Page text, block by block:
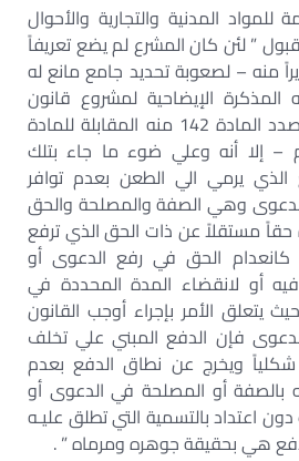
المدنية والتجارية والأحوال
” لئن كان المشرع لم يضع تعريفاً
منه – لصعوبة تحديد جامع مانع له
الإيضاحية لمشروع قانون
المرافعات السابق في صدد المادة 142 منه المقابلة للمادة
– إلا أنه وعلي ضوء ما جاء بتلك
الذي يرمي الي الطعن بعدم توافر
وهي الصفة والمصلحة والحق
حقاً مستقلاً عن ذات الحق الذي ترفع
كانعدام الحق في رفع الدعوى أو
أو لانقضاء المدة المحددة في
يتعلق الأمر بإجراء أوجب القانون
فإن الدفع المبني علي تخلف
شكلياً ويخرج عن نطاق الدفع بعدم
بالصفة أو المصلحة في الدعوى أو
اعتداد بالتسمية التي تطلق عليـه
هي بحقيقة جوهره ومرماه ” .